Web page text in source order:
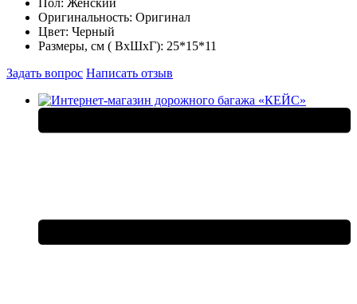
Пол: Женский
Оригинальность: Оригинал
Цвет: Черный
Размеры, см ( ВхШхГ): 25*15*11
Задать вопрос Написать отзыв